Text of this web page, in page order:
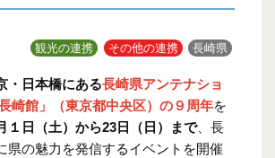
観光の連携
その他の連携 長崎県
・日本橋にある長崎県アンテナショ
崎館」（東京都中央区）の９周年を
１日（土）から23日（日）まで、長
県の魅力を発信するイベントを開催